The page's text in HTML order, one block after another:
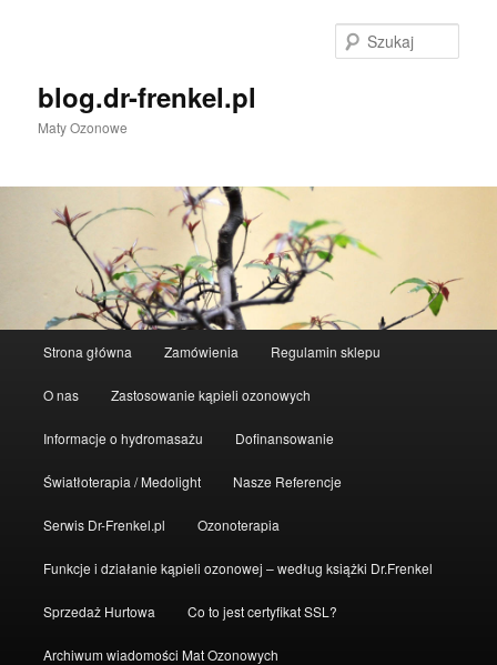
blog.dr-frenkel.pl
Maty Ozonowe
Strona główna Zamówienia Regulamin sklepu
O nas Zastosowanie kąpieli ozonowych
Informacje o hydromasażu Dofinansowanie
Światłoterapia / Medolight Nasze Referencje
Serwis Dr-Frenkel.pl Ozonoterapia
Funkcje i działanie kąpieli ozonowej – według książki Dr.Frenkel
Sprzedaż Hurtowa Co to jest certyfikat SSL?
Archiwum wiadomości Mat Ozonowych